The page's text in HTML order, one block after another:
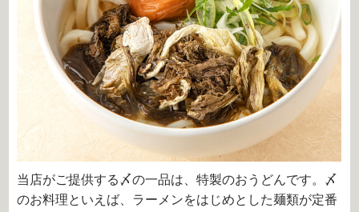
当店がご提供する〆の一品は、特製のおうどんです。〆
のお料理といえば、ラーメンをはじめとした麺類が定番